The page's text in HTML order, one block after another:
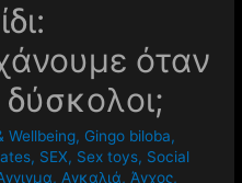
όταν
Wellbeing, Gingo biloba,
, SEX, Sex toys, Social
, Αγκαλιά, Άγχος,